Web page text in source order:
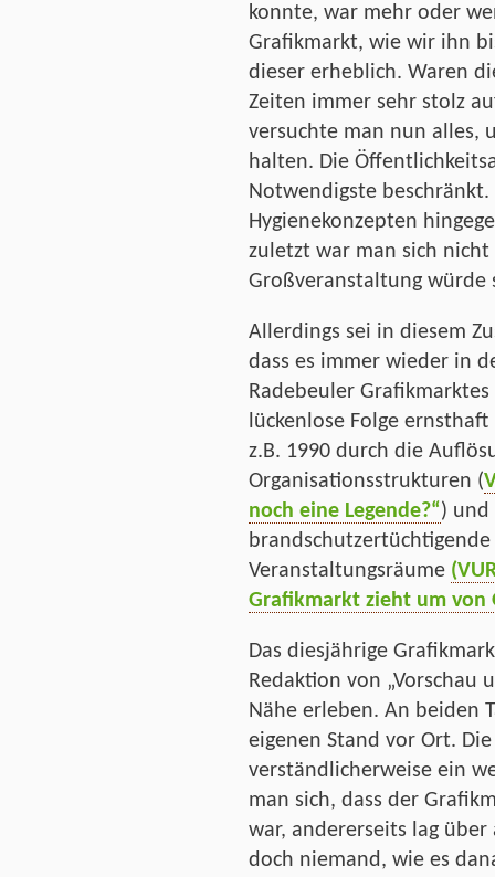
konnte, war mehr oder
Grafikmarkt, wie wir ihn
dieser erheblich. Waren
Zeiten immer sehr stolz
versuchte man nun alles,
halten. Die
Notwendigste
Hygienekonzepten
zuletzt war man sich nicht
Großveranstaltung würde
Allerdings sei in diesem
dass es immer wieder in
Radebeuler
lückenlose Folge
z.B. 1990 durch die
Organisationsstrukturen (
noch eine Legende?“) und
Veranstaltungsräume
Grafikmarkt zieht um von
Das diesjährige
Redaktion von „Vorschau
Nähe erleben. An beiden
eigenen Stand vor Ort.
verständlicherweise ein
man sich, dass der
war, andererseits lag
doch niemand, wie es